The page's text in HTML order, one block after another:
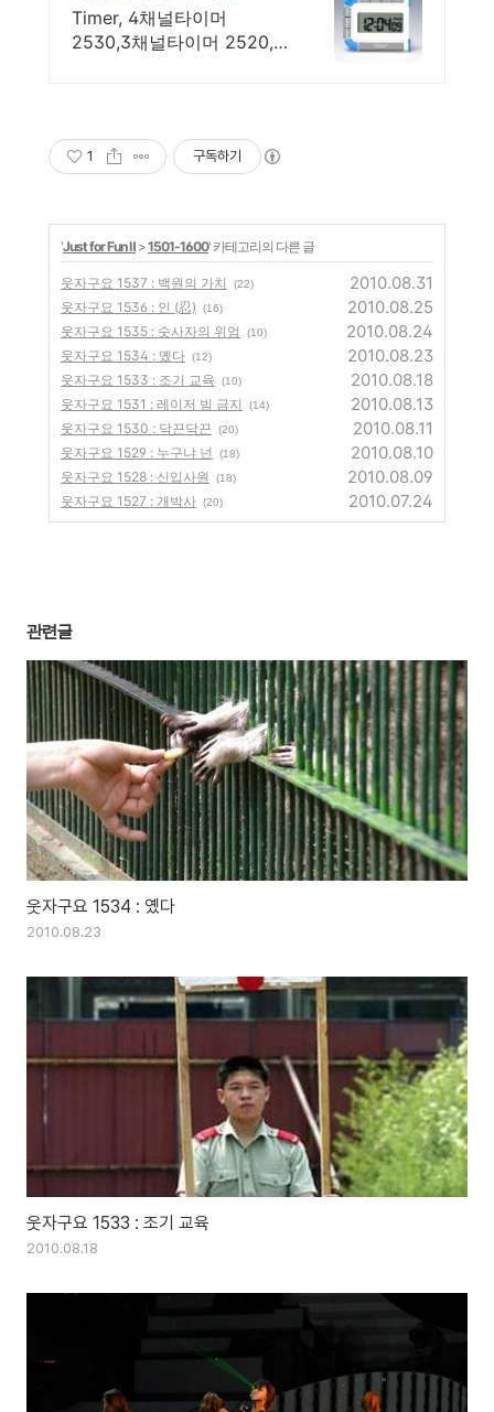
Timer, 4채널타이머
2530,3채널타이머 2520,
1 구독하기
'Just for Fun Ⅱ >1501-1600' 카테고리의 다른 글
웃자구요 1537 : 백원의 가치 (22) 2010.08.31
웃자구요 1536 : 인 (忍) (16) 2010.08.25
웃자구요 1535 : 숫사자의 위엄 (10) 2010.08.24
웃자구요 1534 : 옜다 (12) 2010.08.23
웃자구요 1533 : 조기 교육 (10) 2010.08.18
웃자구요 1531 : 레이저 빔 금지 (14) 2010.08.13
웃자구요 1530 : 닥끈닥끈 (20) 2010.08.11
웃자구요 1529 : 누구냐 넌 (18) 2010.08.10
웃자구요 1528 : 신입사원 (18) 2010.08.09
웃자구요 1527 : 개박사 (20) 2010.07.24
관련글
웃자구요 1534 : 옜다
2010.08.23
웃자구요 1533 : 조기 교육
2010.08.18